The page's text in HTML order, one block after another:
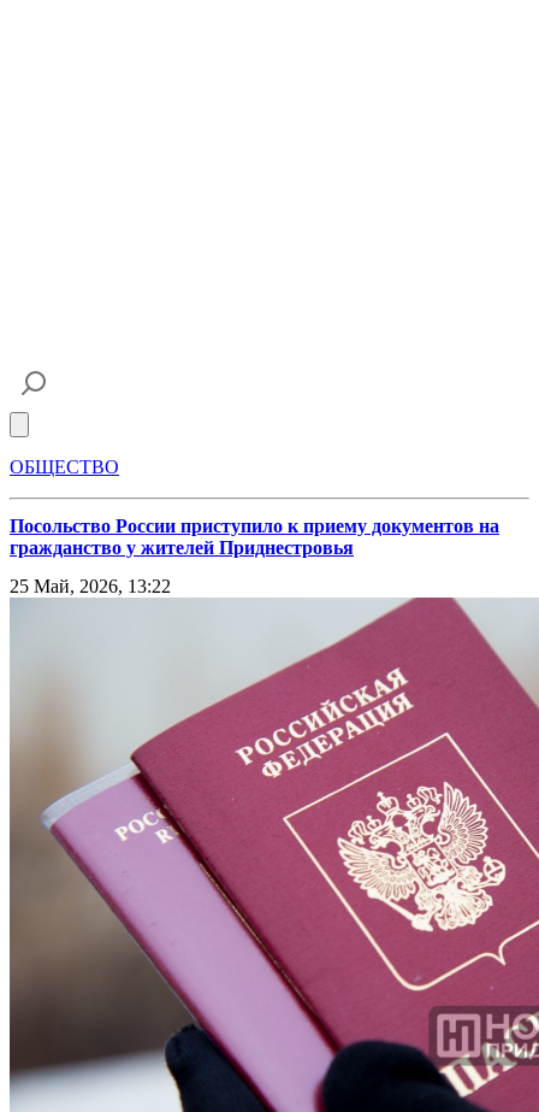
ОБЩЕСТВО
Посольство России приступило к приему документов на
гражданство у жителей Приднестровья
25 Май, 2026, 13:22